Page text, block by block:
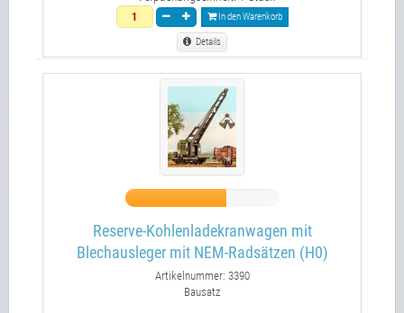
In den Warenkorb
Details
Reserve-Kohlenladekranwagen mit
Blechausleger mit NEM-Radsätzen (H0)
Artikelnummer: 3390
Bausatz